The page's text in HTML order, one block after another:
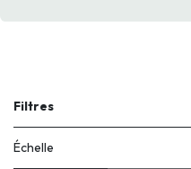
Filtres
Échelle